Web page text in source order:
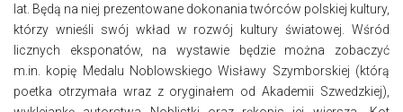
lat. Będą na niej prezentowane dokonania twórców polskiej kultury,
którzy wnieśli swój wkład w rozwój kultury światowej. Wśród
licznych eksponatów, na wystawie będzie można zobaczyć
m.in. kopię Medalu Noblowskiego Wisławy Szymborskiej (którą
poetka otrzymała wraz z oryginałem od Akademii Szwedzkiej),